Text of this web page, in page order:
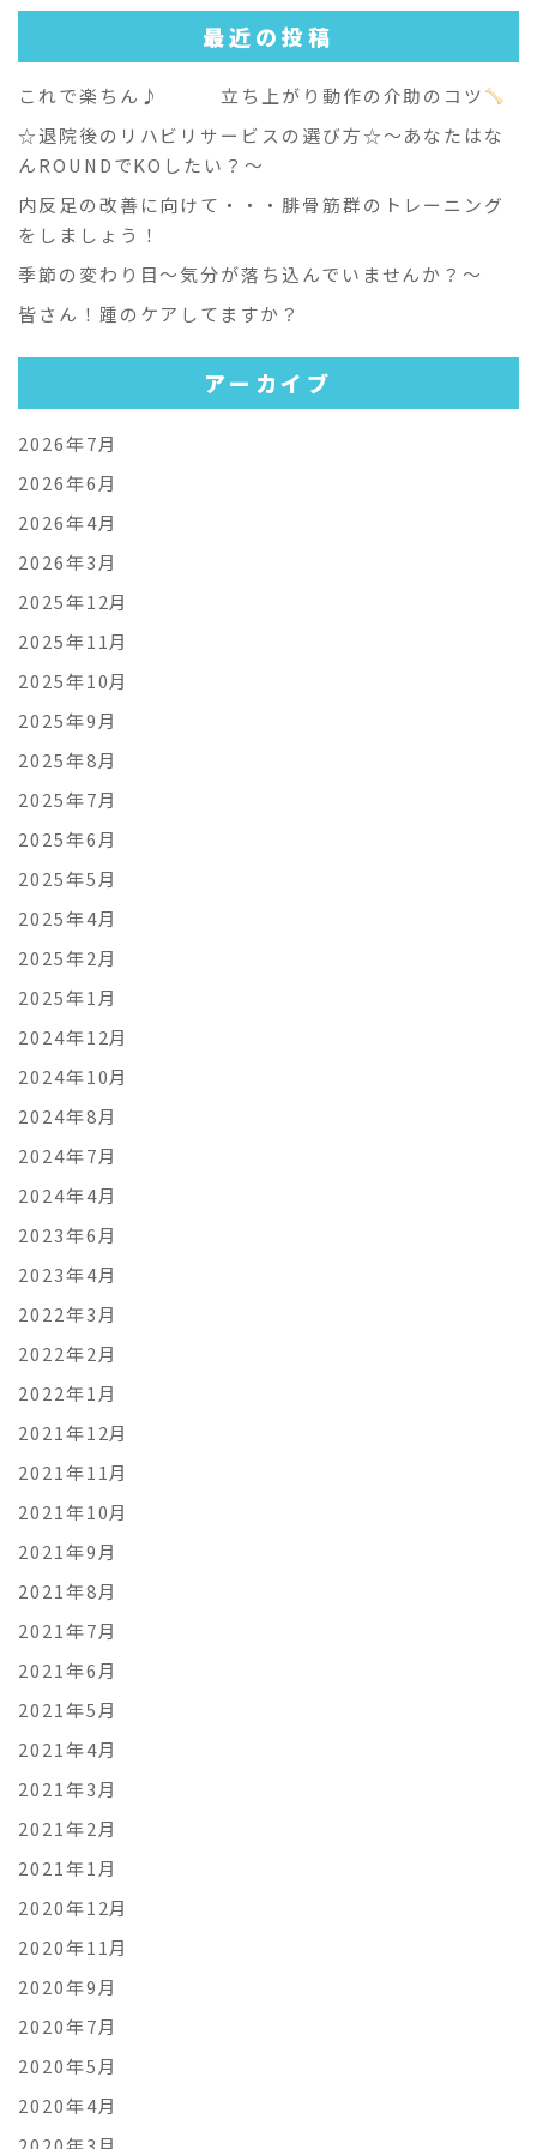
最近の投稿
これで楽ちん♪ 立ち上がり動作の介助のコツ
☆退院後のリハビリサービスの選び方☆～あなたはな
んROUNDでKOしたい？～
内反足の改善に向けて・・・腓骨筋群のトレーニング
をしましょう！
季節の変わり目～気分が落ち込んでいませんか？～
皆さん！踵のケアしてますか？
アーカイブ
2026年7月
2026年6月
2026年4月
2026年3月
2025年12月
2025年11月
2025年10月
2025年9月
2025年8月
2025年7月
2025年6月
2025年5月
2025年4月
2025年2月
2025年1月
2024年12月
2024年10月
2024年8月
2024年7月
2024年4月
2023年6月
2023年4月
2022年3月
2022年2月
2022年1月
2021年12月
2021年11月
2021年10月
2021年9月
2021年8月
2021年7月
2021年6月
2021年5月
2021年4月
2021年3月
2021年2月
2021年1月
2020年12月
2020年11月
2020年9月
2020年7月
2020年5月
2020年4月